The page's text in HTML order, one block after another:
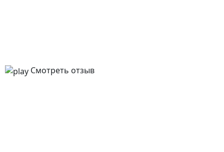
Смотреть отзыв